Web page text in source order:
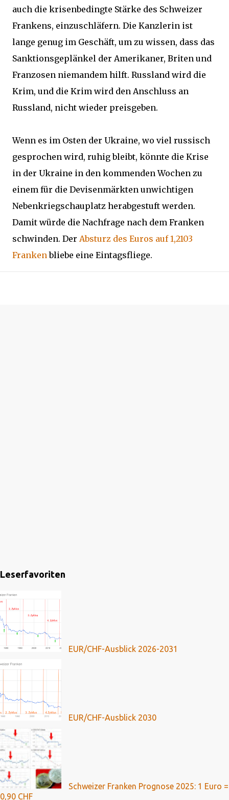
auch die krisenbedingte Stärke des Schweizer
Frankens, einzuschläfern. Die Kanzlerin ist
lange genug im Geschäft, um zu wissen, dass das
Sanktionsgeplänkel der Amerikaner, Briten und
Franzosen niemandem hilft. Russland wird die
Krim, und die Krim wird den Anschluss an
Russland, nicht wieder preisgeben.
Wenn es im Osten der Ukraine, wo viel russisch
gesprochen wird, ruhig bleibt, könnte die Krise
in der Ukraine in den kommenden Wochen zu
einem für die Devisenmärkten unwichtigen
Nebenkriegschauplatz herabgestuft werden.
Damit würde die Nachfrage nach dem Franken
schwinden. Der Absturz des Euros auf 1,2103
Frankenbliebe eine Eintagsfliege.
Leserfavoriten
EUR/CHF-Ausblick 2026-2031
EUR/CHF-Ausblick 2030
Schweizer Franken Prognose 2025: 1 Euro =
0,90 CHF